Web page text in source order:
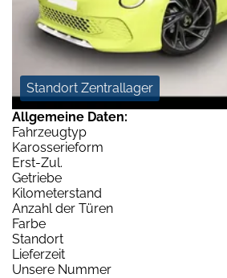
Standort Zentrallager
Allgemeine Daten:
Fahrzeugtyp
Karosserieform
Erst-Zul.
Getriebe
Kilometerstand
Anzahl der Türen
Farbe
Standort
Lieferzeit
Unsere Nummer